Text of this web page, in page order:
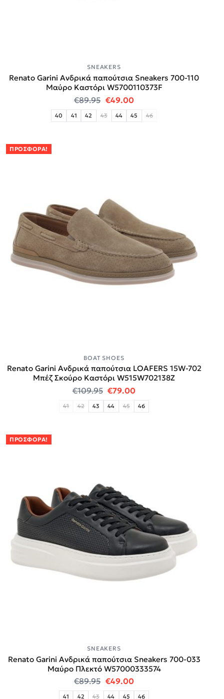
SNEAKERS
Renato Garini Ανδρικά παπούτσια Sneakers 700-110
Μαύρο Καστόρι W5700110373F
€89.95 Original price was: €89.95.
€49.00Η τρέχουσα τιμή
40 41 42 43 44 45 46
ΠΡΟΣΦΟΡΆ!
BOAT SHOES
Renato Garini Ανδρικά παπούτσια LOAFERS 15W-702
Μπέζ Σκούρο Καστόρι W515W702138Z
€109.95 Original price was: €109.95.
€79.00Η τρέχουσα τιμή
41 42 43 44 45 46
ΠΡΟΣΦΟΡΆ!
SNEAKERS
Renato Garini Ανδρικά παπούτσια Sneakers 700-033
Μαύρο Πλεκτό W57000333574
€89.95 Original price was: €89.95.
€49.00Η τρέχουσα τιμή
41 42 43 44 45 46